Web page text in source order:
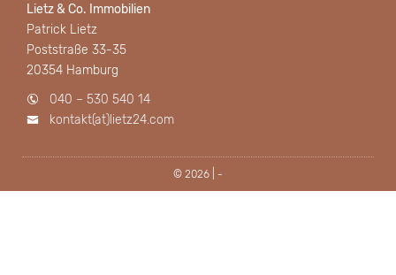
Lietz & Co. Immobilien
Patrick Lietz
Poststraße 33-35
20354 Hamburg
040 – 530 540 14
kontakt(at)lietz24.com
© 2026 | -